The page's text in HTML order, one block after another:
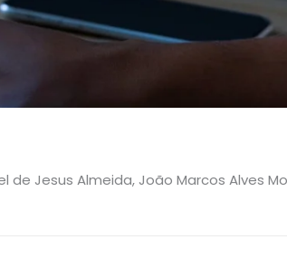
de Jesus Almeida, João Marcos Alves